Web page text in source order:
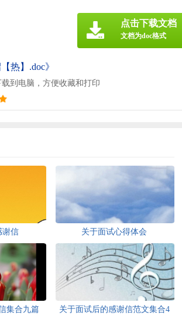
热】.doc》
到电脑，方便收藏和打印
点击下载文档
文档为doc格式
谢信 关于面试心得体会
集合九篇
关于面试后的感谢信范文集合4